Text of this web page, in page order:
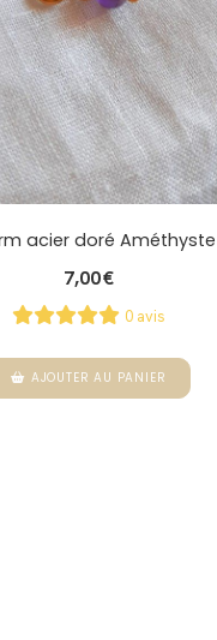
acier doré Améthyste
7,00€
0 avis
AJOUTER AU PANIER